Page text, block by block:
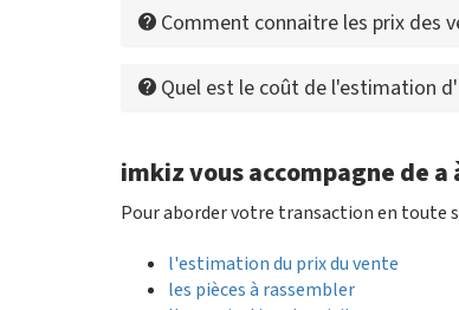
Comment connaitre les prix des
Quel est le coût de l'estimation
imkiz vous accompagne de
Pour aborder votre transaction en toute
l'estimation du prix du vente
les pièces à rassembler